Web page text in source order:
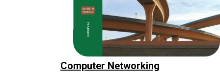
Computer Networking